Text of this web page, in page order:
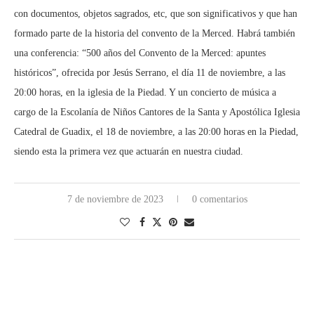
con documentos, objetos sagrados, etc, que son significativos y que han
formado parte de la historia del convento de la Merced. Habrá también
una conferencia: “500 años del Convento de la Merced: apuntes
históricos”, ofrecida por Jesús Serrano, el día 11 de noviembre, a las
20:00 horas, en la iglesia de la Piedad. Y un concierto de música a
cargo de la Escolanía de Niños Cantores de la Santa y Apostólica Iglesia
Catedral de Guadix, el 18 de noviembre, a las 20:00 horas en la Piedad,
siendo esta la primera vez que actuarán en nuestra ciudad.
7 de noviembre de 2023 0 comentarios